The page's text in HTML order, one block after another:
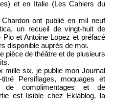
et en Italie (Les Cahiers du
ont publié en mil neuf
un recueil de vingt-huit de
et Antoine Lopez et préfacé
disponible auprès de moi.
pièce de théâtre et de plusieurs
mille six, je publie mon Journal
Persiflages, moquages et
de complimentages et de
est lisible chez Eklablog, la